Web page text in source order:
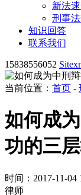
新法
刑事
知识回答
联系我们
15838556052
当前位置： 首页 -
如何成
功的三
时间：2017-11-04
律师